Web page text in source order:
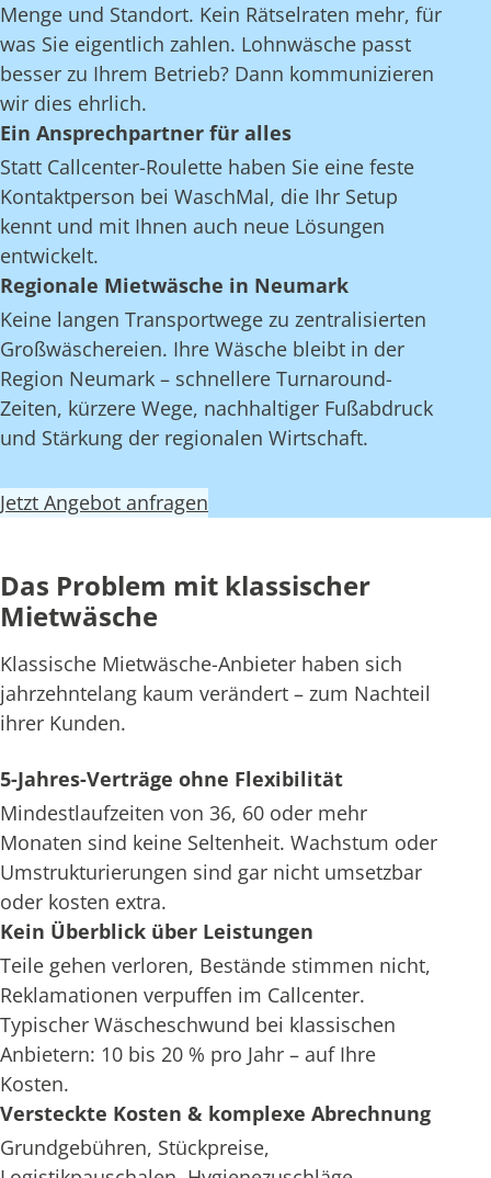
Menge und Standort. Kein Rätselraten mehr, für
was Sie eigentlich zahlen. Lohnwäsche passt
besser zu Ihrem Betrieb? Dann kommunizieren
wir dies ehrlich.
Ein Ansprechpartner für alles
Statt Callcenter-Roulette haben Sie eine feste
Kontaktperson bei WaschMal, die Ihr Setup
kennt und mit Ihnen auch neue Lösungen
entwickelt.
Regionale Mietwäsche in Neumark
Keine langen Transportwege zu zentralisierten
Großwäschereien. Ihre Wäsche bleibt in der
Region Neumark – schnellere Turnaround-
Zeiten, kürzere Wege, nachhaltiger Fußabdruck
und Stärkung der regionalen Wirtschaft.
Jetzt Angebot anfragen
Das Problem mit klassischer
Mietwäsche
Klassische Mietwäsche-Anbieter haben sich
jahrzehntelang kaum verändert – zum Nachteil
ihrer Kunden.
5-Jahres-Verträge ohne Flexibilität
Mindestlaufzeiten von 36, 60 oder mehr
Monaten sind keine Seltenheit. Wachstum oder
Umstrukturierungen sind gar nicht umsetzbar
oder kosten extra.
Kein Überblick über Leistungen
Teile gehen verloren, Bestände stimmen nicht,
Reklamationen verpuffen im Callcenter.
Typischer Wäscheschwund bei klassischen
Anbietern: 10 bis 20 % pro Jahr – auf Ihre
Kosten.
Versteckte Kosten & komplexe Abrechnung
Grundgebühren, Stückpreise,